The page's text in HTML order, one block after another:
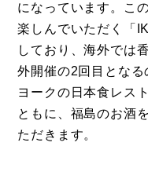
事例
トピックス
Photos
運営会社
登録
になっています。こ
楽しんでいただく「
しており、海外では
外開催の2回目とな
ヨークの日本食レス
ともに、福島のお酒
ただきます。